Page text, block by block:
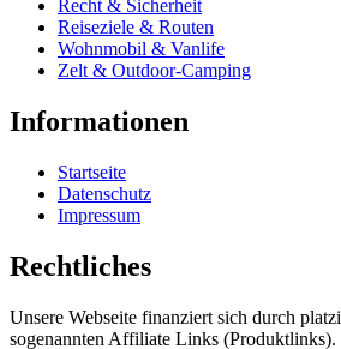
Recht & Sicherheit
Reiseziele & Routen
Wohnmobil & Vanlife
Zelt & Outdoor-Camping
Informationen
Startseite
Datenschutz
Impressum
Rechtliches
Unsere Webseite finanziert sich durch
sogenannten Affiliate Links